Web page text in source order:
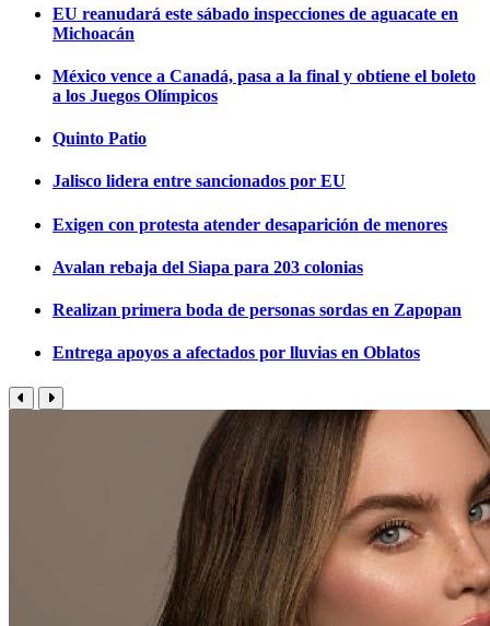
EU reanudará este sábado inspecciones de aguacate en
Michoacán
México vence a Canadá, pasa a la final y obtiene el boleto
a los Juegos Olímpicos
Quinto Patio
Jalisco lidera entre sancionados por EU
Exigen con protesta atender desaparición de menores
Avalan rebaja del Siapa para 203 colonias
Realizan primera boda de personas sordas en Zapopan
Entrega apoyos a afectados por lluvias en Oblatos